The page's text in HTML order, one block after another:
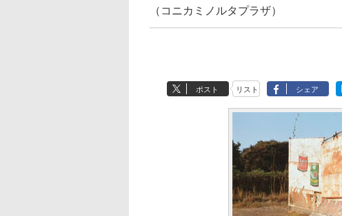
（コニカミノルタプラザ）
ポスト リスト シェア